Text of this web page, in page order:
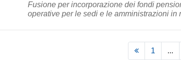
Fusione per incorporazione dei fondi
operative per le sedi e le amministrazioni in
1 ...